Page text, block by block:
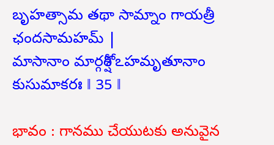
బృహత్సామ తథా సామ్నాం గాయత్రీ
ఛందసామహమ్ |
మాసానాం మార్గశీర్షోఽహమృతూనాం
కుసుమాకరః ‖ 35 ‖
భావం : గానము చేయుటకు అనువైన